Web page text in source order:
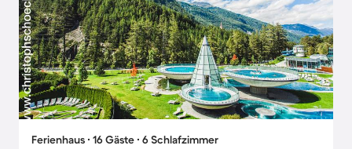
Ferienhaus ∙ 16 Gäste ∙ 6 Schlafzimmer